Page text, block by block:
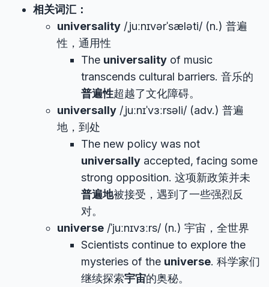
相关词汇：
universality /ˌjuːnɪvərˈsæləti/ (n.) 普遍
性，通用性
The universality of music
transcends cultural barriers. 音乐的
普遍性超越了文化障碍。
universally /ˌjuːnɪˈvɜːrsəli/ (adv.) 普遍
地，到处
The new policy was not
universally accepted, facing some
strong opposition. 这项新政策并未
普遍地被接受，遇到了一些强烈反
对。
universe /ˈjuːnɪvɜːrs/ (n.) 宇宙，全世界
Scientists continue to explore the
mysteries of the universe. 科学家们
继续探索宇宙的奥秘。